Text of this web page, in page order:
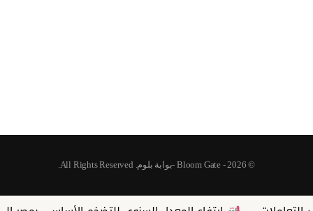
© 2026 - Bloom Gate -بوابة بلوم. All Rights Reserved.